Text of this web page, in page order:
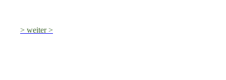
> weiter >